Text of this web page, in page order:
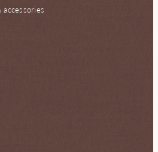
accessories